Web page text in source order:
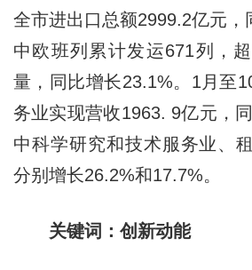
全市进出口总额2999.2亿元，
中欧班列累计发运671列，
量，同比增长23.1%。1月至
务业实现营收1963. 9亿元，
中科学研究和技术服务业、
分别增长26.2%和17.7%。
关键词：创新动能